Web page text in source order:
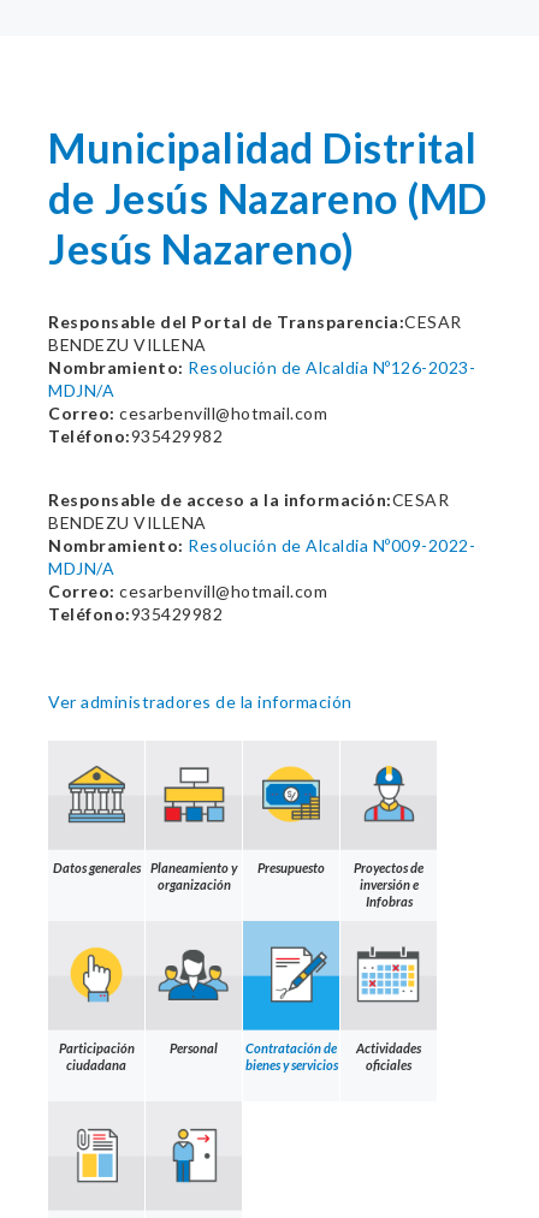
Municipalidad Distrital
de Jesús Nazareno (MD
Jesús Nazareno)
Responsable del Portal de Transparencia:CESAR
BENDEZU VILLENA
Nombramiento: Resolución de Alcaldia Nº126-2023-
MDJN/A
Correo: cesarbenvill@hotmail.com
Teléfono:935429982
Responsable de acceso a la información:CESAR
BENDEZU VILLENA
Nombramiento: Resolución de Alcaldia Nº009-2022-
MDJN/A
Correo: cesarbenvill@hotmail.com
Teléfono:935429982
Ver administradores de la información
Datos generales
Planeamiento y
organización
Presupuesto
Proyectos de
inversión e
Infobras
Participación
ciudadana
Personal
Contratación de
bienes y servicios
Actividades
oficiales